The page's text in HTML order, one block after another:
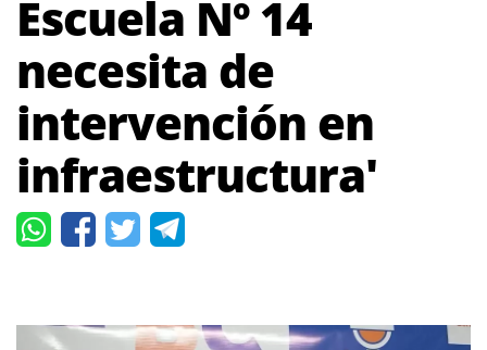
Escuela Nº 14
necesita de
intervención en
infraestructura'